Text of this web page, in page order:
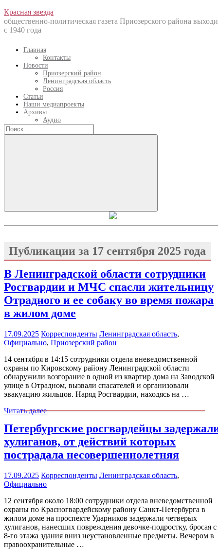
Перейти
к
содержанию
Красная звезда
общественно-политическая газета Приозерского района
с 1940 года
Главная
Контакты
Новости
Приозерский район
Ленинградская область
Россия
Статьи
Наши медиапроекты
Архивы
Аудио
Искать:
Искать
Публикации за 17 сентября 2025 года
В Ленинградской области сотрудники
Росгвардии и МЧС спасли жительницу
Отрадного и ее собаку во время пожара
в жилом доме
17.09.2025 Корреспонденты Ленинградская область,
Официально, Приозерский район
14 сентября в 14:15 сотрудники отдела вневедомственной
охраны по Кировскому району Ленинградской области
обнаружили возгорание в одной из квартир дома на Заводской
улице в Отрадном, вызвали спасателей и организовали
эвакуацию жильцов. Наряд Росгвардии, находясь на …
Читать далее
Петербургские росгвардейцы
хулиганов, от действий которых
пострадала несовершеннолетняя
17.09.2025 Корреспонденты Ленинградская область,
Официально
12 сентября около 18:00 сотрудники отдела вневедомственной
охраны по Красногвардейскому району Санкт-Петербурга в
жилом доме на проспекте Ударников задержали четверых
хулиганов, нанесших повреждения девочке-подростку, бросая с
8-го этажа здания вниз неустановленные предметы. Вечером в
правоохранительные …